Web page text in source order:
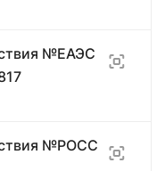
№ЕАЭС
№РОСС